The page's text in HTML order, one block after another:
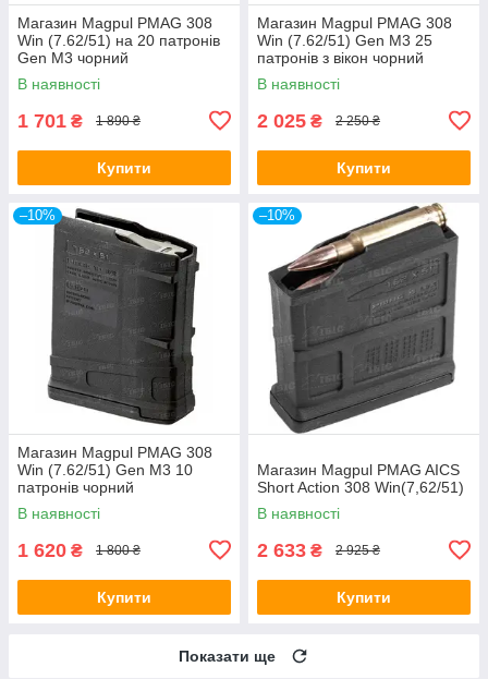
Магазин Magpul PMAG 308
Win (7.62/51) на 20 патронів
Gen M3 чорний
В наявності
1 701 ₴ 1 890 ₴
Купити
Магазин Magpul PMAG 308
Win (7.62/51) Gen M3 25
патронів з вікон чорний
В наявності
2 025 ₴ 2 250 ₴
Купити
–10%
Магазин Magpul PMAG 308
Win (7.62/51) Gen M3 10
патронів чорний
В наявності
1 620 ₴ 1 800 ₴
Купити
–10%
Магазин Magpul PMAG AICS
Short Action 308 Win(7,62/51)
В наявності
2 633 ₴ 2 925 ₴
Купити
Показати ще